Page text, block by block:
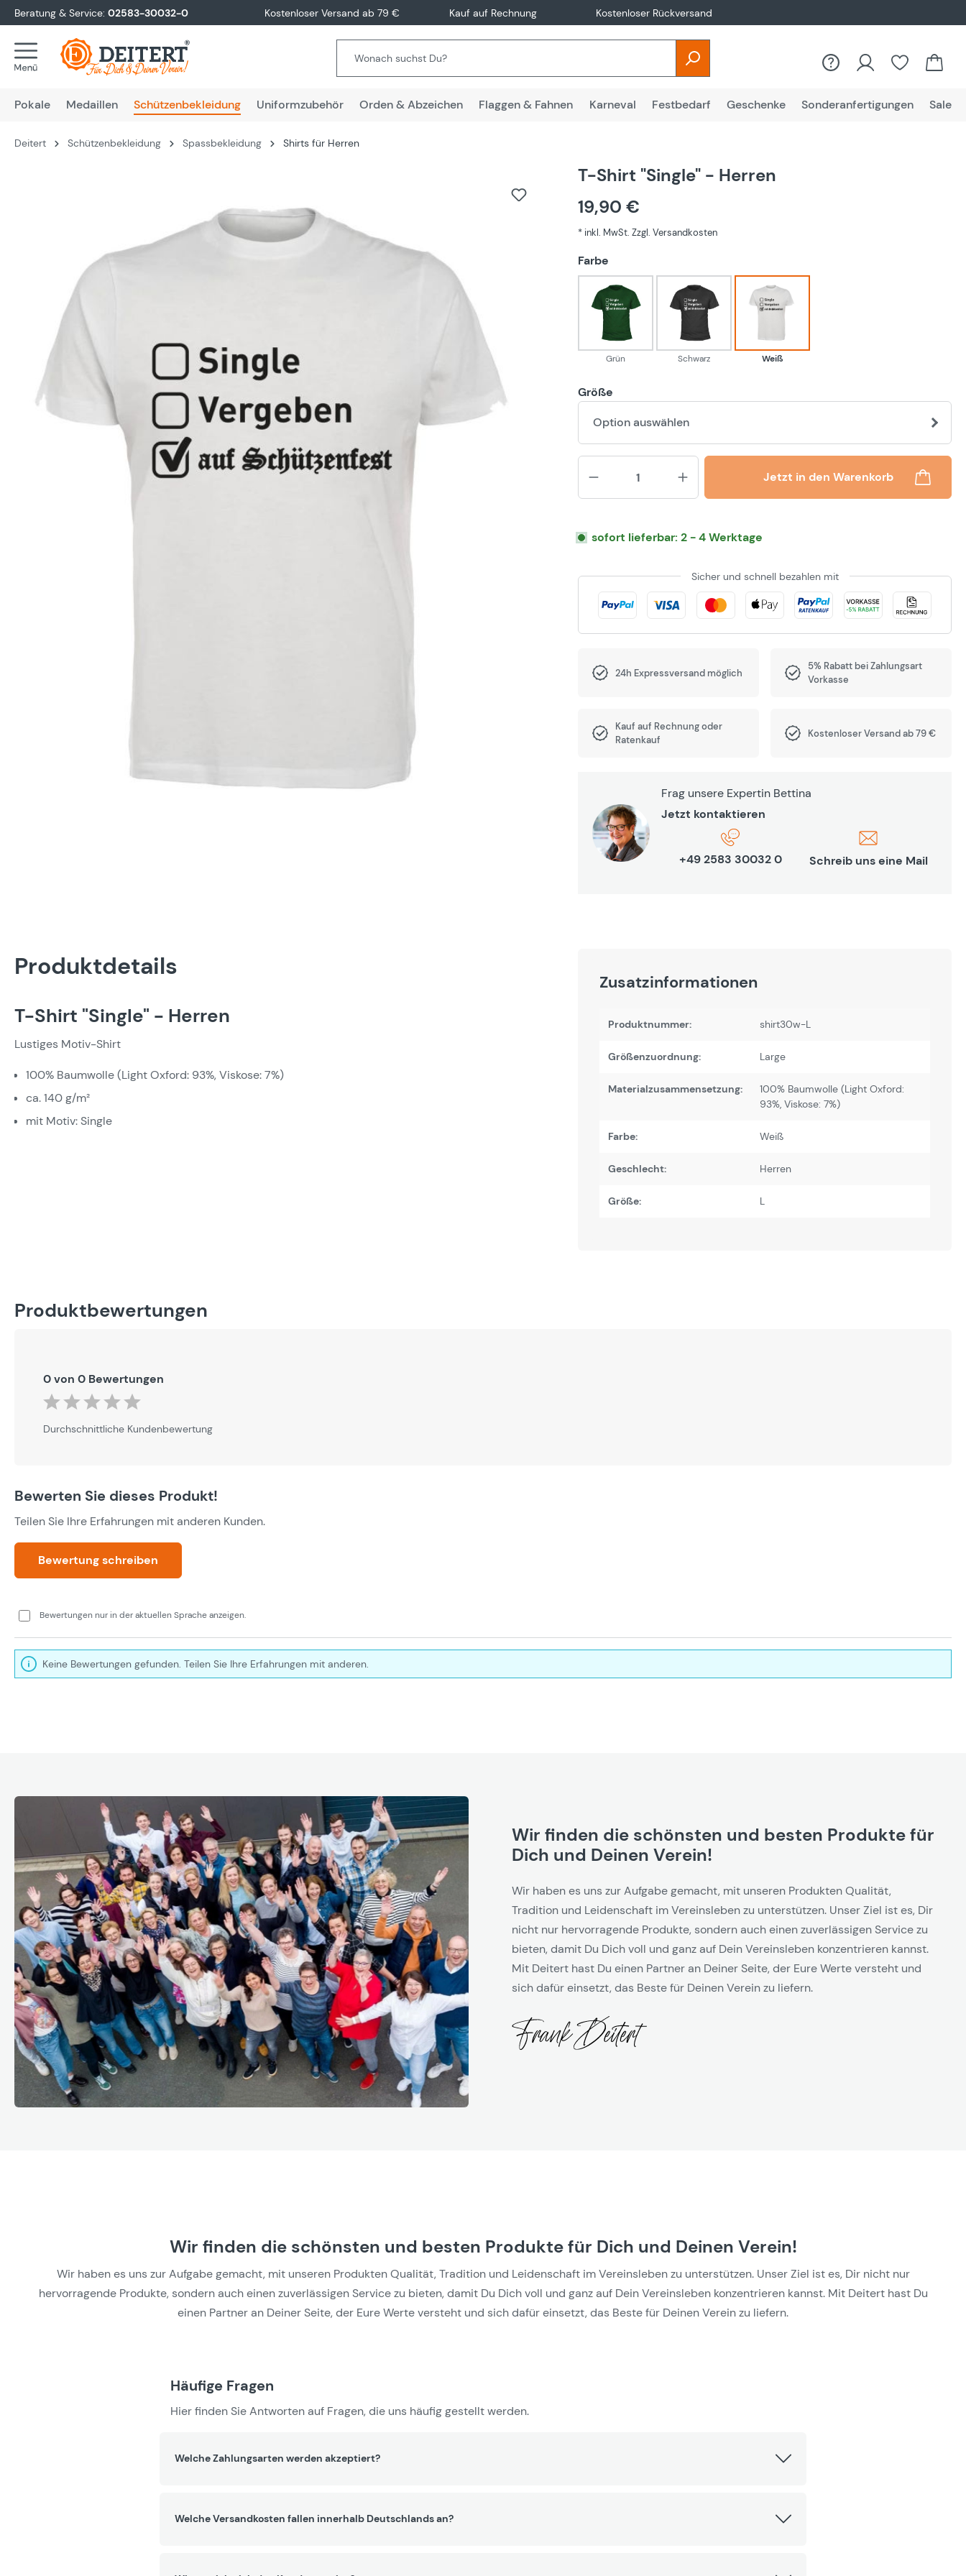
Zur Hauptnavigation springen
Beratung & Service: 02583-30032-0 Kostenloser Versand ab 79 € Kauf auf Rechnung Kostenloser Rückversand
Pokale Medaillen Schützenbekleidung Uniformzubehör Orden & Abzeichen Flaggen & Fahnen Karneval Festbedarf Geschenke Sonderanfertigungen Sale
Deitert Schützenbekleidung Spassbekleidung Shirts für Herren
T-Shirt "Single" - Herren
19,90 €
* inkl. MwSt. Zzgl. Versandkosten
Farbe
Grün
Grün
Schwarz
Schwarz Weiß
Größe
Option auswählen
Produkt Anzahl: Gib den
Jetzt in den Warenkorb
sofort lieferbar: 2 - 4 Werktage
Sicher und schnell bezahlen mit
24h Expressversand möglich
5% Rabatt bei Zahlungsart
Vorkasse
Kauf auf Rechnung oder
Ratenkauf
Kostenloser Versand ab 79 €
Frag unsere Expertin Bettina
Jetzt kontaktieren
+49 2583 30032 0 Schreib uns eine Mail
Produktdetails
T-Shirt "Single" - Herren
Lustiges Motiv-Shirt
100% Baumwolle (Light Oxford: 93%, Viskose: 7%)
ca. 140 g/m²
mit Motiv: Single
Zusatzinformationen
Produktnummer: shirt30w-L
Größenzuordnung: Large
Materialzusammensetzung:
100% Baumwolle (Light Oxford:
93%, Viskose: 7%)
Farbe: Weiß
Geschlecht: Herren
Größe: L
Produktbewertungen
0 von 0 Bewertungen
Durchschnittliche Bewertung von 0 von 5 Sternen
Durchschnittliche Kundenbewertung
Bewerten Sie dieses Produkt!
Teilen Sie Ihre Erfahrungen mit anderen Kunden.
Bewertung schreiben
Bewertungen nur in der aktuellen Sprache anzeigen.
Keine Bewertungen gefunden. Teilen Sie Ihre Erfahrungen mit anderen.
Wir finden die schönsten und besten Produkte für
Dich und Deinen Verein!
Wir haben es uns zur Aufgabe gemacht, mit unseren Produkten Qualität,
Tradition und Leidenschaft im Vereinsleben zu unterstützen. Unser Ziel ist es, Dir
nicht nur hervorragende Produkte, sondern auch einen zuverlässigen Service zu
bieten, damit Du Dich voll und ganz auf Dein Vereinsleben konzentrieren kannst.
Mit Deitert hast Du einen Partner an Deiner Seite, der Eure Werte versteht und
sich dafür einsetzt, das Beste für Deinen Verein zu liefern.
Wir finden die schönsten und besten Produkte für Dich und Deinen Verein!
Wir haben es uns zur Aufgabe gemacht, mit unseren Produkten Qualität, Tradition und Leidenschaft im Vereinsleben zu unterstützen. Unser Ziel ist es, Dir nicht nur
hervorragende Produkte, sondern auch einen zuverlässigen Service zu bieten, damit Du Dich voll und ganz auf Dein Vereinsleben konzentrieren kannst. Mit Deitert hast Du
einen Partner an Deiner Seite, der Eure Werte versteht und sich dafür einsetzt, das Beste für Deinen Verein zu liefern.
Häufige Fragen
Hier finden Sie Antworten auf Fragen, die uns häufig gestellt werden.
Welche Zahlungsarten werden akzeptiert?
Welche Versandkosten fallen innerhalb Deutschlands an?